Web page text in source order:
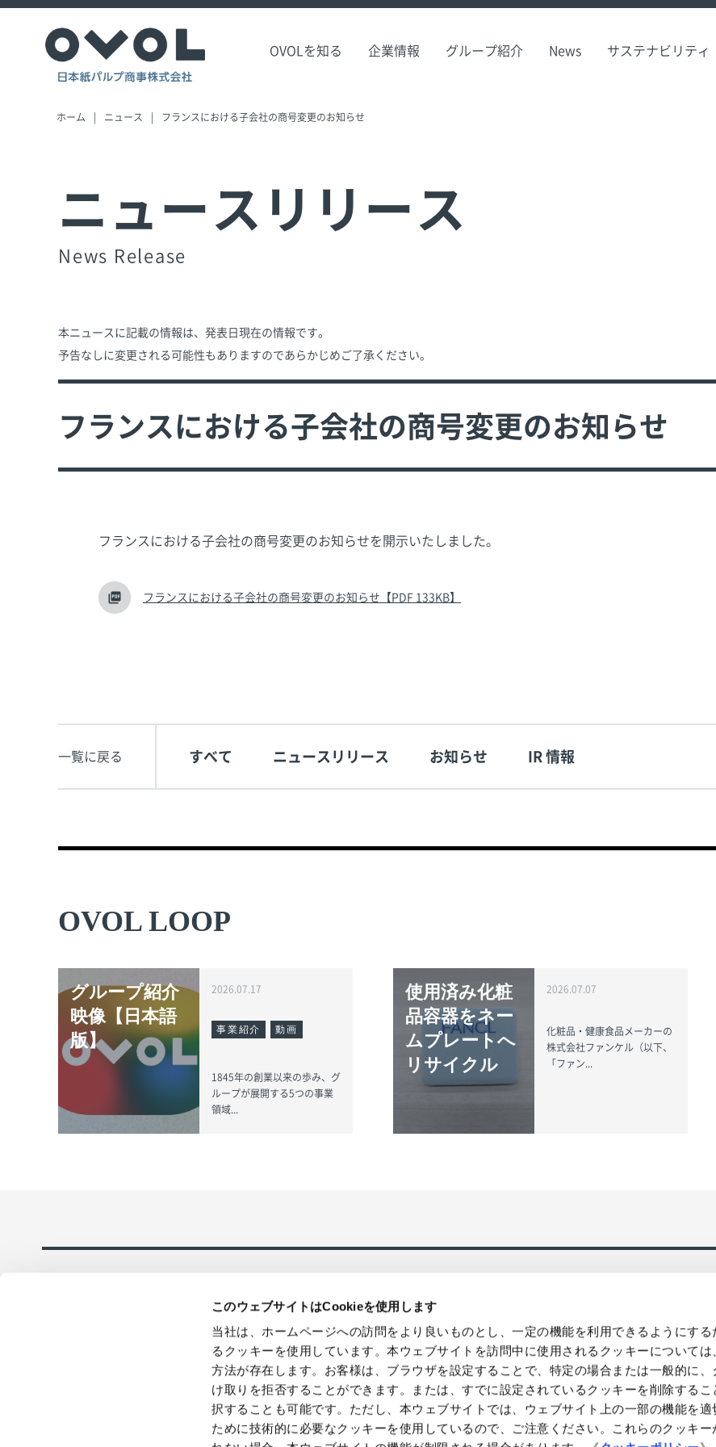
このウェブサイトはCookieを使用します
当社は、ホームページへの訪問をより良いものとし、一定の機能を利用できるようにする
るクッキーを使用しています。本ウェブサイトを訪問中に使用されるクッキーについては
方法が存在します。お客様は、ブラウザを設定することで、特定の場合または一般的に、
け取りを拒否することができます。または、すでに設定されているクッキーを削除するこ
択することも可能です。ただし、本ウェブサイトでは、ウェブサイト上の一部の機能を適
ために技術的に必要なクッキーを使用しているので、ご注意ください。これらのクッキー
OVOLを知る 企業情報 グループ紹介 News サステナビリティ
ホーム ニュース フランスにおける子会社の商号変更のお知らせ
ニュースリリース
News Release
本ニュースに記載の情報は、発表日現在の情報です。
予告なしに変更される可能性もありますのであらかじめご了承ください。
フランスにおける子会社の商号変更のお知らせ
フランスにおける子会社の商号変更のお知らせを開示いたしました。
フランスにおける子会社の商号変更のお知らせ【PDF 133KB】
一覧に戻る すべて ニュースリリース お知らせ IR 情報
OVOL LOOP
グループ紹介
映像【日本語
版】
2026.07.17
事業紹介 動画
1845年の創業以来の歩み、グ
ループが展開する5つの事業
領域...
使用済み化粧
品容器をネー
ムプレートへ
リサイクル
2026.07.07
化粧品・健康食品メーカーの
株式会社ファンケル（以下、
「ファン...
在庫品即日全国発送、バルク/ロット販売・卸売対
応のECサイト
環境貢献型の製品などによるソリ
提案やコンサルティングを提供